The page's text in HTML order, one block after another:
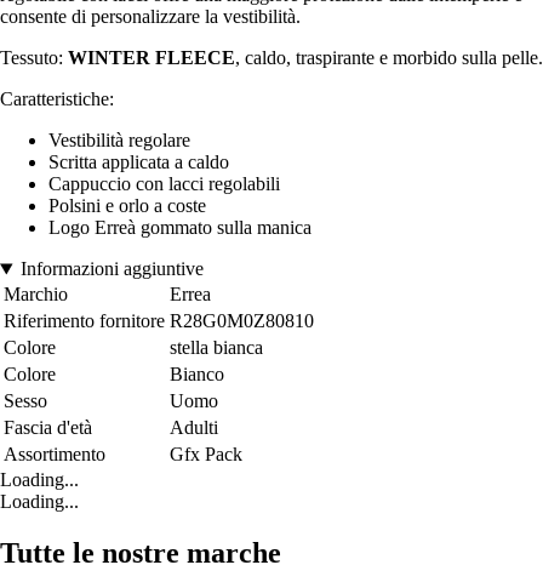
consente di personalizzare la vestibilità.
Tessuto: WINTER FLEECE, caldo, traspirante e morbido sulla pelle.
Caratteristiche:
Vestibilità regolare
Scritta applicata a caldo
Cappuccio con lacci regolabili
Polsini e orlo a coste
Logo Erreà gommato sulla manica
Informazioni aggiuntive
Marchio
Errea
Riferimento fornitore R28G0M0Z80810
Colore
stella bianca
Colore
Bianco
Sesso
Uomo
Fascia d'età
Adulti
Assortimento
Gfx Pack
Loading...
Loading...
Tutte le nostre marche